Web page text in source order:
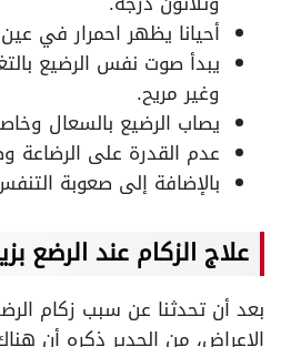
أحيانا يظهر احمرار في
يبدأ صوت نفس الرضيع
وغير مريح.
يصاب الرضيع بالسعال
عدم القدرة على الرضاعة
بالإضافة إلى صعوبة
علاج الزكام عند الرضع
بعد أن تحدثنا عن سبب زكام
الاعراض، من الجدير ذكره أن